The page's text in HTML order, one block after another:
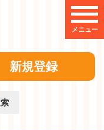
メニュー
新規登録